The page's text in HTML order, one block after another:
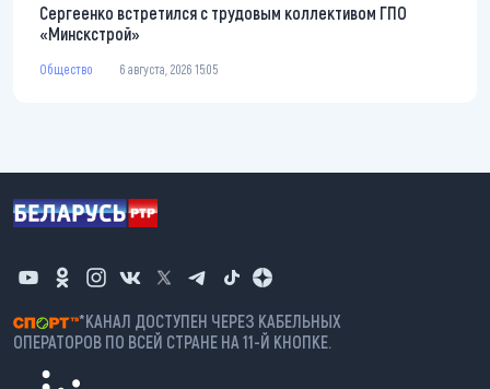
Сергеенко встретился с трудовым коллективом ГПО
«Минскстрой»
Общество 6 августа, 2026 15:05
*КАНАЛ ДОСТУПЕН ЧЕРЕЗ КАБЕЛЬНЫХ
ОПЕРАТОРОВ ПО ВСЕЙ СТРАНЕ НА 11-Й КНОПКЕ.